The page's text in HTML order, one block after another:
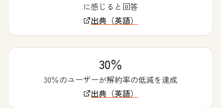
に感じると回答
出典（英語）
30％
30％のユーザーが解約率の低減を達成
出典（英語）